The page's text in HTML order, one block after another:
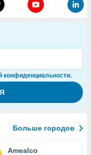
конфиденциальности.
Больше городов
Amealco